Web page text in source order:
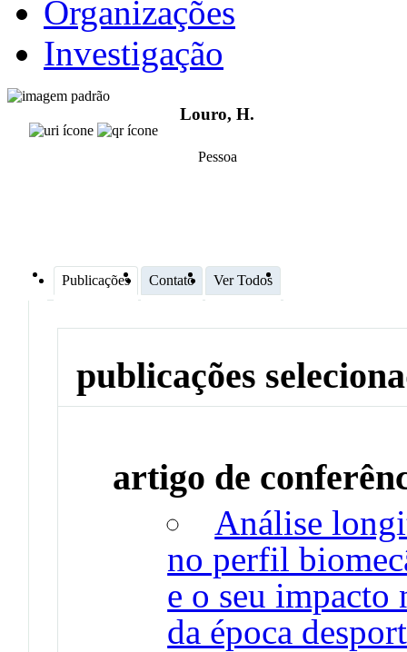
Organizações
Investigação
Louro, H.
Pessoa
Publicações Contato Ver Todos
publicações
artigo de
Análise
no perfil
e o seu impacto
da época